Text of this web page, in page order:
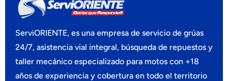
ServiORIENTE, es una empresa de servicio de grúas
24/7, asistencia vial integral, búsqueda de repuestos y
taller mecánico especializado para motos con +18
años de experiencia y cobertura en todo el territorio